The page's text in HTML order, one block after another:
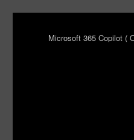
Microsoft 365 Copilot (